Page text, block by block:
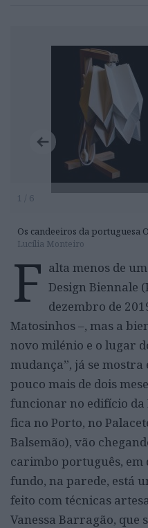
1 / 6
Os candeeiros da portuguesa
Lucília Monteiro
F alta menos de
Design Biennale
dezembro de
Matosinhos –, mas a
novo milénio e o lugar
mudança”, já se
pouco mais de dois
funcionar no edifício da
fica no Porto, no
Balsemão), vão
carimbo português, em
fundo, na parede, está
feito com técnicas
Vanessa Barragão, que